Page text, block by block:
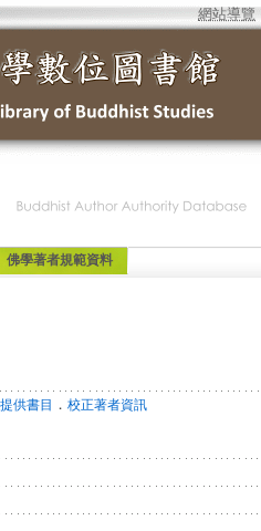
網站導覽
佛學著者規範資料
供書目 ． 校正著者資訊